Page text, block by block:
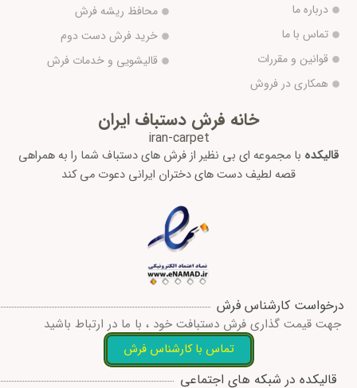
درباره ما
تماس با ما
قوانین و مقررات
همکاری در فروش
محافظ ریشه فرش
خرید فرش دست دوم
قالیشویی و خدمات فرش
خانه فرش دستباف ایران
iran-carpet
قالیکده با مجموعه ای بی نظیر از فرش های دستباف شما را به همراهی
قصه لطیف دست های دختران ایرانی دعوت می کند
درخواست کارشناس فرش
جهت قیمت گذاری فرش دستبافت خود ، با ما در ارتباط باشید
تماس با کارشناس فرش
قالیکده در شبکه های اجتماعی